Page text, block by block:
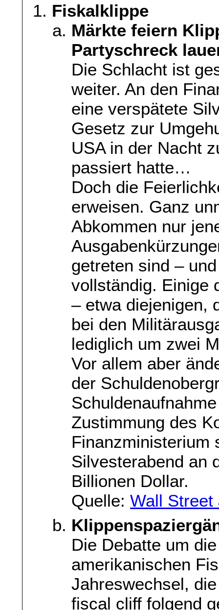
Fiskalklippe
Märkte feiern
Partyschreck
Die Schlacht ist
weiter. An den
eine verspätete
Gesetz zur
USA in der Nacht
passiert hatte…
Doch die
erweisen. Ganz
Abkommen nur
getreten sind –
vollständig. Einige
– etwa diejenigen,
bei den
lediglich um zwei
Vor allem aber
der
Zustimmung des
Finanzministerium
Silvesterabend an
Billionen Dollar.
Quelle:Wall Street
Die Debatte um
amerikanischen
Jahreswechsel,
fiscal cliff folgend